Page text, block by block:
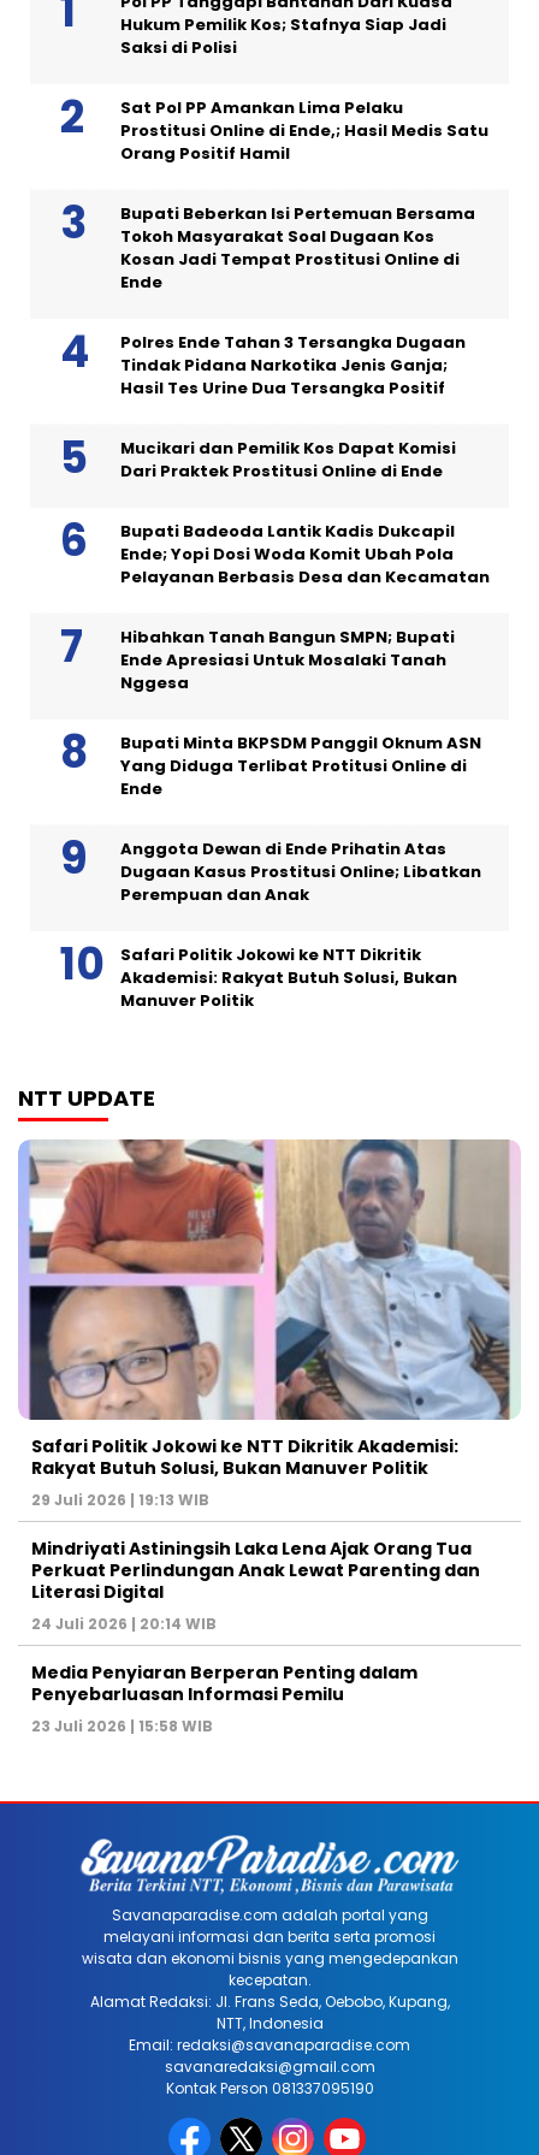
Hukum Pemilik Kos; Stafnya Siap Jadi
Saksi di Polisi
Sat Pol PP Amankan Lima Pelaku
Prostitusi Online di Ende,; Hasil Medis Satu
Orang Positif Hamil
Bupati Beberkan Isi Pertemuan Bersama
Tokoh Masyarakat Soal Dugaan Kos
Kosan Jadi Tempat Prostitusi Online di
Ende
Polres Ende Tahan 3 Tersangka Dugaan
Tindak Pidana Narkotika Jenis Ganja;
Hasil Tes Urine Dua Tersangka Positif
Mucikari dan Pemilik Kos Dapat Komisi
Dari Praktek Prostitusi Online di Ende
Bupati Badeoda Lantik Kadis Dukcapil
Ende; Yopi Dosi Woda Komit Ubah Pola
Pelayanan Berbasis Desa dan Kecamatan
Hibahkan Tanah Bangun SMPN; Bupati
Ende Apresiasi Untuk Mosalaki Tanah
Nggesa
Bupati Minta BKPSDM Panggil Oknum ASN
Yang Diduga Terlibat Protitusi Online di
Ende
Anggota Dewan di Ende Prihatin Atas
Dugaan Kasus Prostitusi Online; Libatkan
Perempuan dan Anak
Safari Politik Jokowi ke NTT Dikritik
Akademisi: Rakyat Butuh Solusi, Bukan
Manuver Politik
NTT UPDATE
Safari Politik Jokowi ke NTT Dikritik Akademisi:
Rakyat Butuh Solusi, Bukan Manuver Politik
29 Juli 2026 | 19:13 WIB
Mindriyati Astiningsih Laka Lena Ajak Orang Tua
Perkuat Perlindungan Anak Lewat Parenting dan
Literasi Digital
24 Juli 2026 | 20:14 WIB
Media Penyiaran Berperan Penting dalam
Penyebarluasan Informasi Pemilu
23 Juli 2026 | 15:58 WIB
Savanaparadise.com adalah portal yang
melayani informasi dan berita serta promosi
wisata dan ekonomi bisnis yang mengedepankan
kecepatan.
Alamat Redaksi: Jl. Frans Seda, Oebobo, Kupang,
NTT, Indonesia
Email: redaksi@savanaparadise.com
savanaredaksi@gmail.com
Kontak Person 081337095190